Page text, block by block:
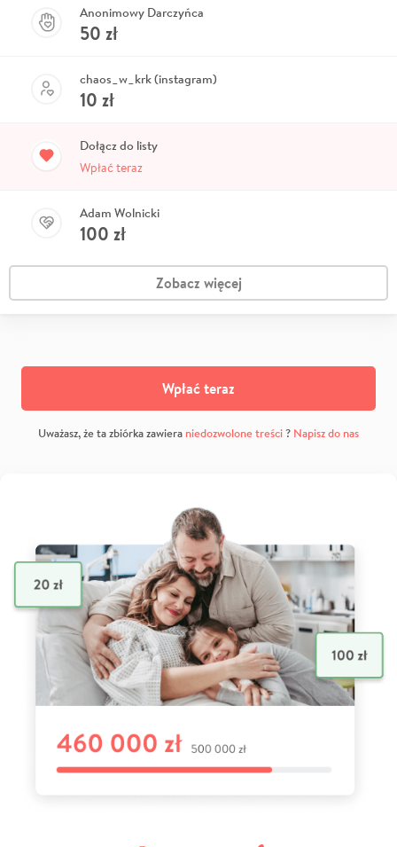
Anonimowy Darczyńca
50 zł
chaos_w_krk (instagram)
10 zł
Dołącz do listy
Wpłać teraz
Adam Wolnicki
100 zł
Zobacz więcej
Wpłać teraz
Uważasz, że ta zbiórka zawiera niedozwolone treści? Napisz do nas